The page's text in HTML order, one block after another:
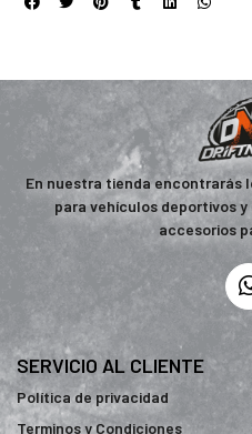
En nuestra tienda encontrarás
para vehículos deportivos
accesorios
SERVICIO AL CLIENTE
Política de privacidad
Terminos y Condiciones